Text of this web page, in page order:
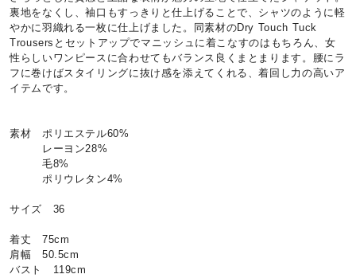
裏地をなくし、袖口もすっきりと仕上げることで、シャツのように軽
やかに羽織れる一枚に仕上げました。同素材のDry Touch Tuck
Trousersとセットアップでマニッシュに着こなすのはもちろん、女
性らしいワンピースに合わせてもバランス良くまとまります。腰にラ
フに巻けばスタイリングに抜け感を添えてくれる、着回し力の高いア
イテムです。
素材 ポリエステル60%
レーヨン28%
毛8%
ポリウレタン4%
サイズ 36
着丈 75cm
肩幅 50.5cm
バスト 119cm